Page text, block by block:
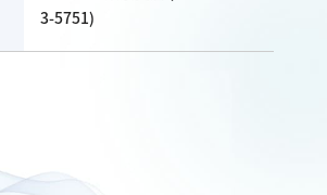
3-5751)